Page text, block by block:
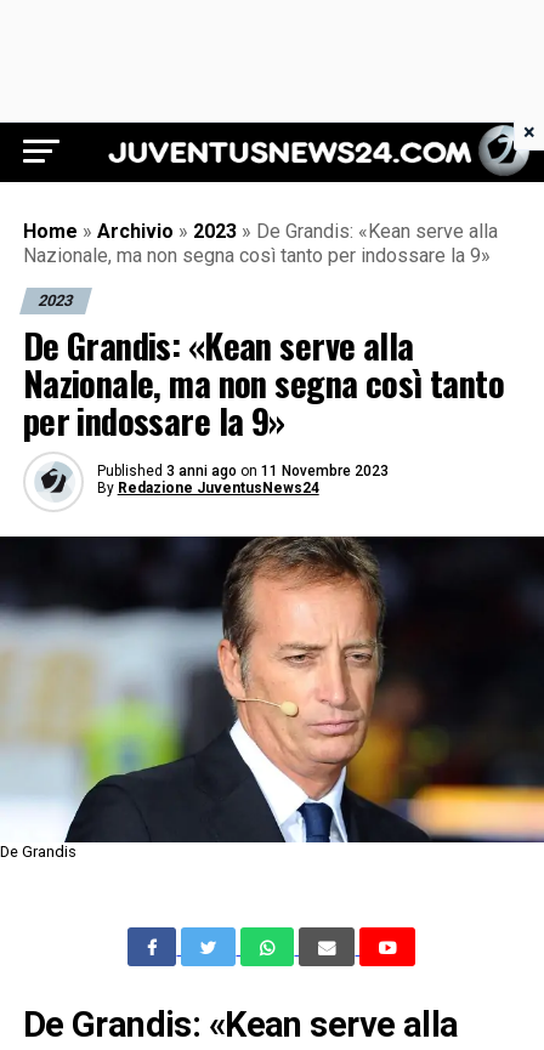
Juventus News 24
Home » Archivio » 2023 » De Grandis: «Kean serve alla
Nazionale, ma non segna così tanto per indossare la 9»
2023
De Grandis: «Kean serve alla
Nazionale, ma non segna così tanto
per indossare la 9»
Published 3 anni ago on 11 Novembre 2023
By Redazione JuventusNews24
De Grandis
De Grandis: «Kean serve alla
×